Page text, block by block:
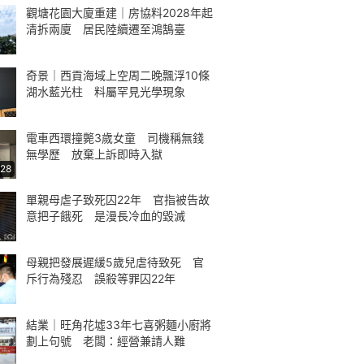
觀塘花園大廈重建｜房協料2028年起
清拆兩廈 居民陸續遷至鴻鵠臺
奇景｜西貢海域上空周二晚飄浮10條
湖水藍光柱 料屬罕見光學現象
電車西環撞斃3歲女童 司機稱無錢
無學歷 放棄上訴即時入獄
單親母虐子致死囚22年 官指被告故
意把子餓死 是漫長冷血的毀滅
母親把發展遲緩5歲兒虐待致死 官
斥行為殘忍 誤殺等罪囚22年
結業｜旺角花墟33年七喜粥麵小廚將
劃上句號 老闆：經營兼請人難